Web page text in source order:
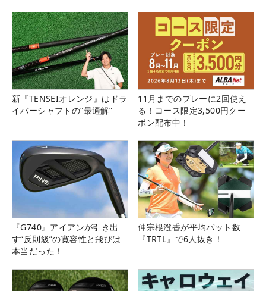
新『TENSEIオレンジ』はドラ
イバーシャフトの“最適解”
11月までのプレーに2回使え
る！コース限定3,500円クー
ポン配布中！
『G740』アイアンが引き出
す“反則級”の寛容性と飛びは
本当だった！
仲宗根澄香が平均パット数
『TRTL』で6人抜き！